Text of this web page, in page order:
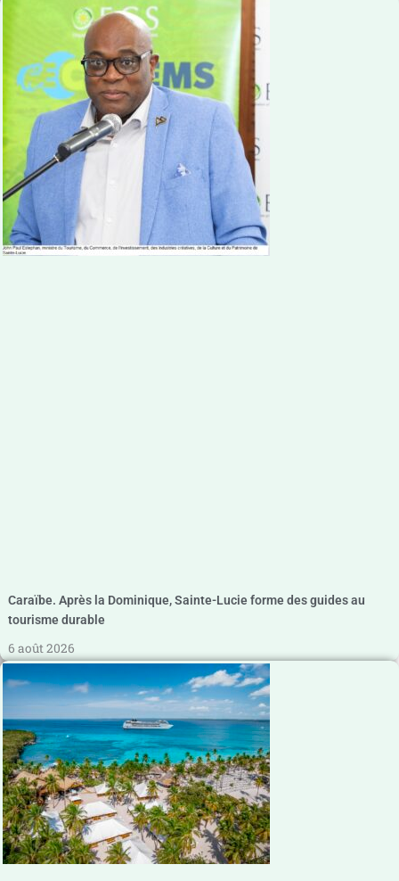
Caraïbe. Après la Dominique, Sainte-Lucie forme des guides au
tourisme durable
6 août 2026